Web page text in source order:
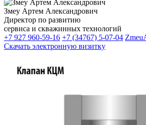
Змеу Артем Александрович
Директор по развитию
сервиса и скважинных технологий
+7 927 960-59-16 +7 (34767) 5-07-04
Скачать электронную визитку